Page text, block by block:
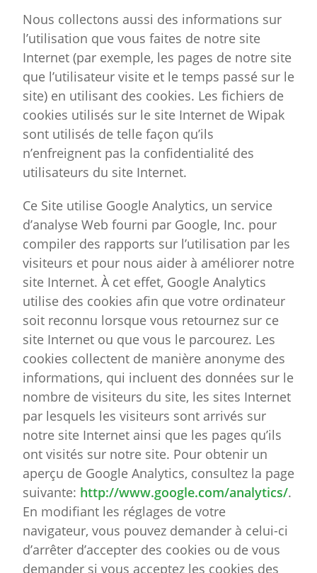
Nous collectons aussi des informations sur
l’utilisation que vous faites de notre site
Internet (par exemple, les pages de notre site
que l’utilisateur visite et le temps passé sur le
site) en utilisant des cookies. Les fichiers de
cookies utilisés sur le site Internet de Wipak
sont utilisés de telle façon qu’ils
n’enfreignent pas la confidentialité des
utilisateurs du site Internet.
Ce Site utilise Google Analytics, un service
d’analyse Web fourni par Google, Inc. pour
compiler des rapports sur l’utilisation par les
visiteurs et pour nous aider à améliorer notre
site Internet. À cet effet, Google Analytics
utilise des cookies afin que votre ordinateur
soit reconnu lorsque vous retournez sur ce
site Internet ou que vous le parcourez. Les
cookies collectent de manière anonyme des
informations, qui incluent des données sur le
nombre de visiteurs du site, les sites Internet
par lesquels les visiteurs sont arrivés sur
notre site Internet ainsi que les pages qu’ils
ont visités sur notre site. Pour obtenir un
aperçu de Google Analytics, consultez la page
suivante: http://www.google.com/analytics/.
En modifiant les réglages de votre
navigateur, vous pouvez demander à celui-ci
d’arrêter d’accepter des cookies ou de vous
demander si vous acceptez les cookies des